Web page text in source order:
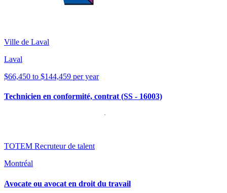
Ville de Laval
Laval
$66,450 to $144,459 per year
Technicien en conformité, contrat (SS - 16003)
TOTEM Recruteur de talent
Montréal
Avocate ou avocat en droit du travail